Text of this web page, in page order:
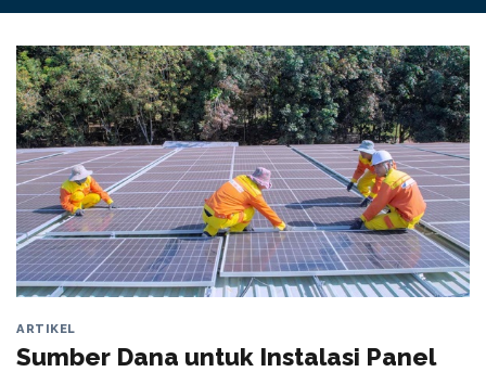
ARTIKEL
Sumber Dana untuk Instalasi Panel